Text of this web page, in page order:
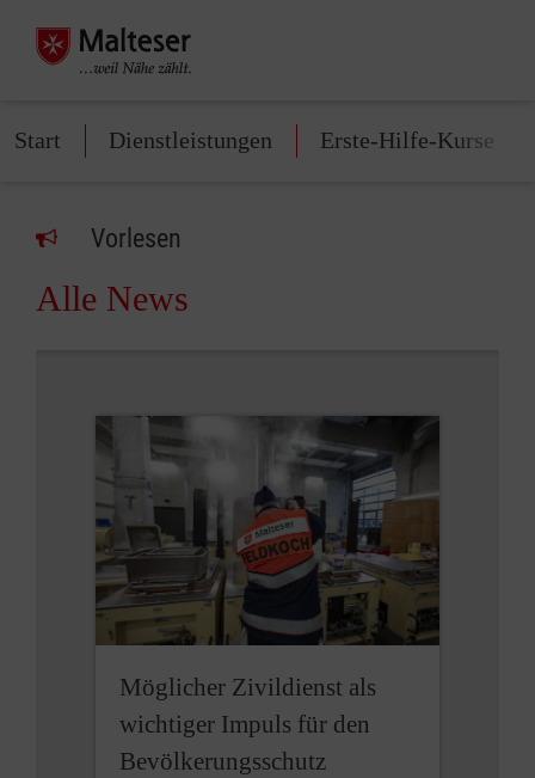
Start Dienstleistungen Erste-Hilfe-Kurse
Vorlesen
Alle News
Möglicher Zivildienst als
wichtiger Impuls für den
Bevölkerungsschutz